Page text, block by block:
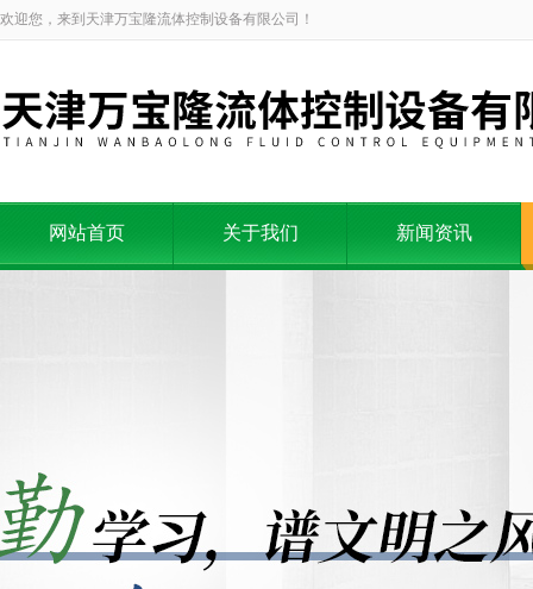
欢迎您，来到天津万宝隆流体控制设备有限公司！
网站首页 关于我们 新闻资讯